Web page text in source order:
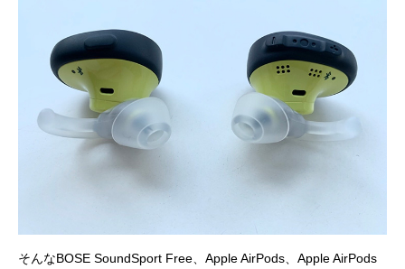
そんなBOSE SoundSport Free、Apple AirPods、Apple AirPods